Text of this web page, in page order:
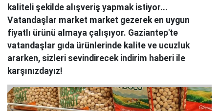
kaliteli şekilde alışveriş yapmak istiyor...
Vatandaşlar market market gezerek en uygun
fiyatlı ürünü almaya çalışıyor. Gaziantep'te
vatandaşlar gıda ürünlerinde kalite ve ucuzluk
ararken, sizleri sevindirecek indirim haberi ile
karşınızdayız!